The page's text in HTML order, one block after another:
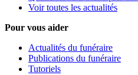
Voir toutes les actualités
Pour vous aider
Actualités du funéraire
Publications du funéraire
Tutoriels